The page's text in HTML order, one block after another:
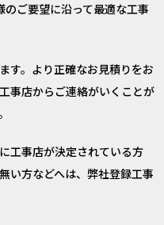
ご要望に沿って最適な工事
す。より正確なお見積りをお
事店からご連絡がいくことが
工事店が決定されている方
い方などへは、弊社登録工事